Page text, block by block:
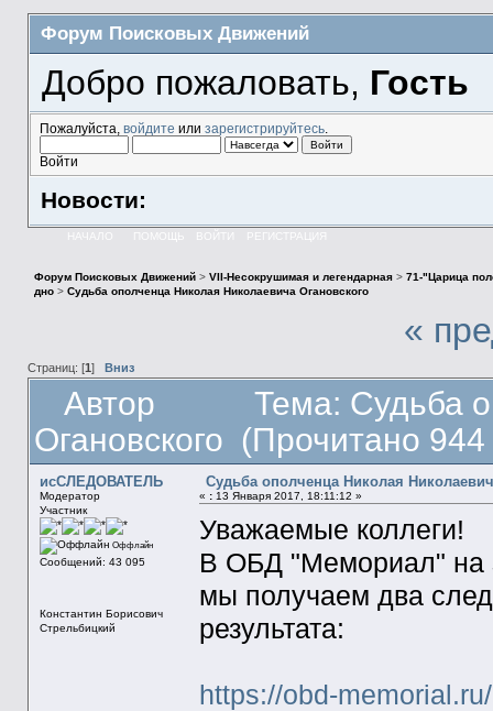
Форум Поисковых Движений
Добро пожаловать, Гость
Пожалуйста, войдите или зарегистрируйтесь.
Войти
Новости:
НАЧАЛО ПОМОЩЬ ВОЙТИ РЕГИСТРАЦИЯ
Форум Поисковых Движений> VII-Несокрушимая и легендарная> 71-"Царица
дно> Судьба ополченца Николая Николаевича Огановского
«
Страниц: [1 ] Вниз
Автор
Тема: Судьба
Огановского (Прочитано 944
исСЛЕДОВАТЕЛЬ
Модератор
Участник
Оффлайн
Сообщений: 43 095
Константин Борисович
Стрельбицкий
Судьба ополченца Николая
« :13 Января 2017, 18:11:12 »
Уважаемые коллеги!
В ОБД "Мемориал" на
мы получаем два
результата:
https://obd-